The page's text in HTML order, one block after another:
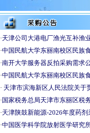
·天津公司大港电厂渔光互补渔
·中国民航大学东丽南校区民族
·南开大学服务器反拍采购需求
·中国民航大学东丽南校区民族
· 天津市滨海新区人民法院关于
· 国家税务总局天津市东丽区税
·天津陕鼓新能源-2026年度药剂
·中国医学科学院放射医学研究